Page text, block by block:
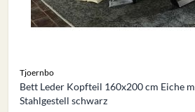
Tjoernbo
Bett Leder Kopfteil 160x200 cm Eiche
Stahlgestell schwarz